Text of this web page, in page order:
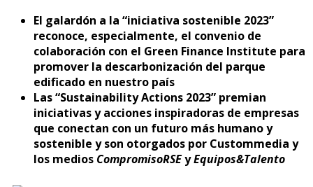
El galardón a la “iniciativa sostenible 2023”
reconoce, especialmente, el convenio de
colaboración con el Green Finance Institute para
promover la descarbonización del parque
edificado en nuestro país
Las “Sustainability Actions 2023” premian
iniciativas y acciones inspiradoras de empresas
que conectan con un futuro más humano y
sostenible y son otorgados por Custommedia y
los medios CompromisoRSEyEquipos&Talento